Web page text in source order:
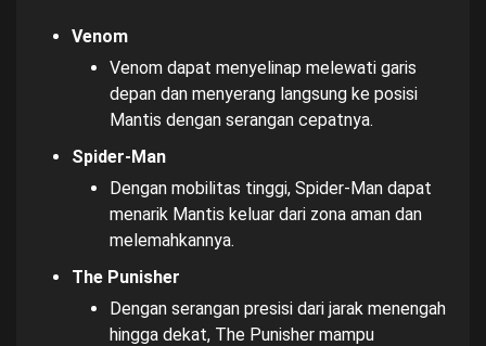
Venom
Venom dapat menyelinap melewati garis
depan dan menyerang langsung ke posisi
Mantis dengan serangan cepatnya.
Spider-Man
Dengan mobilitas tinggi, Spider-Man dapat
menarik Mantis keluar dari zona aman dan
melemahkannya.
The Punisher
Dengan serangan presisi dari jarak menengah
hingga dekat, The Punisher mampu